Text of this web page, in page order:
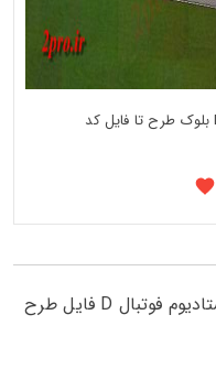
دانلود تری دی پارک اسکیت جزئیات مدل D بلوک طرح تا فایل کد
توضیحات محصول دانلود تری دی استادیوم فوتبال D فایل طرح